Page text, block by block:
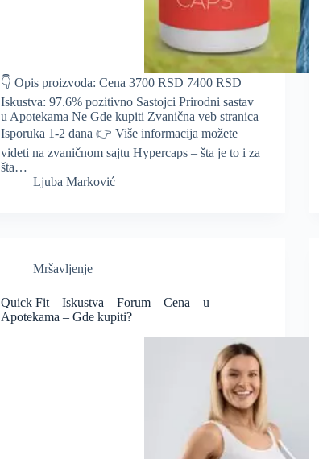
👇 Opis proizvoda: Cena 3700 RSD 7400 RSD
Iskustva: 97.6% pozitivno Sastojci Prirodni sastav
u Apotekama Ne Gde kupiti Zvanična veb stranica
Isporuka 1-2 dana 👉 Više informacija možete
videti na zvaničnom sajtu Hypercaps – šta je to i za
šta…
Ljuba Marković
Mršavljenje
Quick Fit – Iskustva – Forum – Cena – u
Apotekama – Gde kupiti?